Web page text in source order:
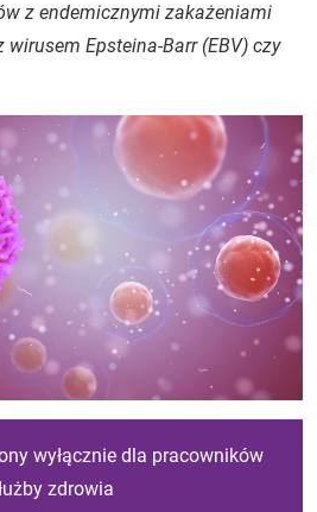
z endemicznymi zakażeniami
wirusem Epsteina-Barr (EBV) czy
wyłącznie dla pracowników
zdrowia